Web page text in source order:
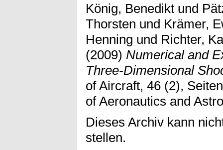
König, Benedikt und
Thorsten und Krämer,
Henning und Richter,
(2009) Numerical and
Three-Dimensional
of Aircraft, 46 (2),
of Aeronautics and
Dieses Archiv kann
stellen.